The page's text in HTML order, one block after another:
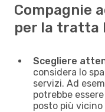
Compagnie
per la tratta
Scegliere
considera lo
servizi. Ad
potrebbe
posto più